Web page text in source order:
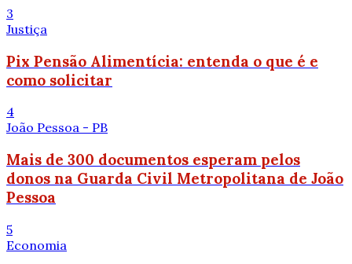
3
Justiça
Pix Pensão Alimentícia: entenda o que é e
como solicitar
4
João Pessoa - PB
Mais de 300 documentos esperam pelos
donos na Guarda Civil Metropolitana de João
Pessoa
5
Economia